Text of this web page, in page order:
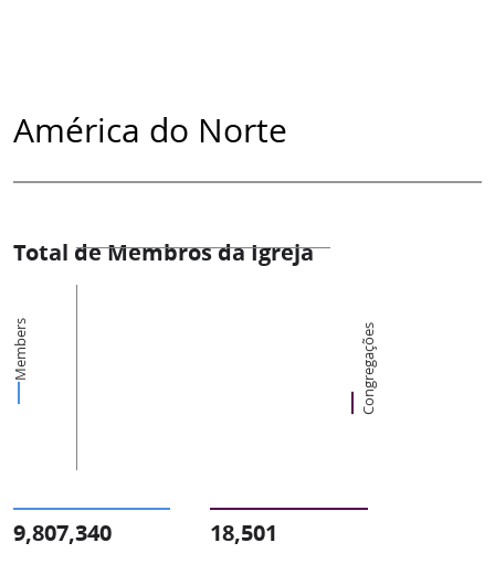
América do Norte
Total de Membros da Igreja
Members Congregações
9,807,340 18,501